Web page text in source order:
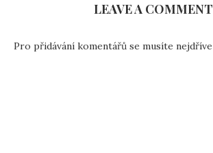
LEAVE A COMMENT
Pro přidávání komentářů se musíte nejdříve